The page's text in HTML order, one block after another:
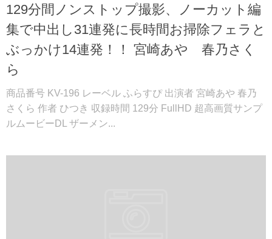
129分間ノンストップ撮影、ノーカット編
集で中出し31連発に長時間お掃除フェラと
ぶっかけ14連発！！ 宮崎あや 春乃さく
ら
商品番号 KV-196 レーベル ふらすぴ 出演者 宮崎あや 春乃
さくら 作者 ひつき 収録時間 129分 FullHD 超高画質サンプ
ルムービーDL ザーメン...